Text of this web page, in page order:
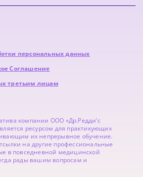
персональных данных
Соглашение
третьим лицам
компании ООО «Др.Редди’с
ресурсом для практикующих
их непрерывное обучение.
на другие профессиональные
в повседневной медицинской
рады вашим вопросам и